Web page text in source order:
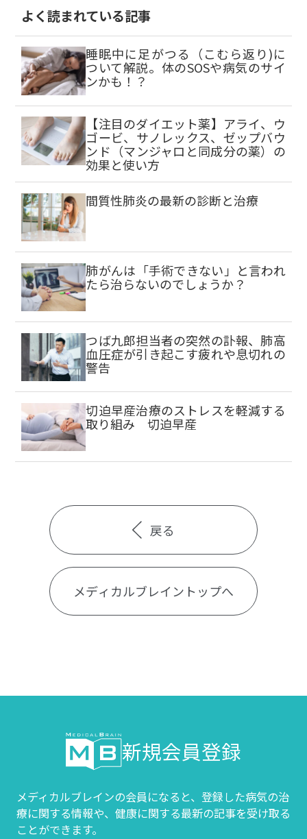
よく読まれている記事
睡眠中に足がつる（こむら返り)に
ついて解説。体のSOSや病気のサイ
ンかも！？
【注目のダイエット薬】アライ、ウ
ゴービ、サノレックス、ゼップバウ
ンド（マンジャロと同成分の薬）の
効果と使い方
間質性肺炎の最新の診断と治療
肺がんは「手術できない」と言われ
たら治らないのでしょうか？
つば九郎担当者の突然の訃報、肺高
血圧症が引き起こす疲れや息切れの
警告
切迫早産治療のストレスを軽減する
取り組み 切迫早産
戻る
メディカルブレイントップへ
新規会員登録
メディカルブレインの会員になると、登録した病気の治
療に関する情報や、 健康に関する最新の記事を受け取る
ことができます。